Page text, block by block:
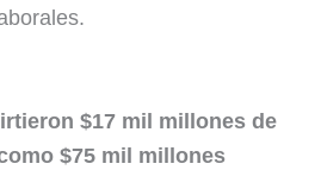
$17 mil millones de
$75 mil millones